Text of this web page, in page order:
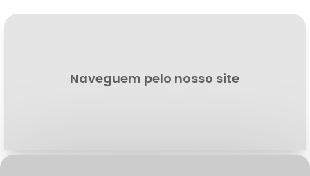
Naveguem pelo nosso site